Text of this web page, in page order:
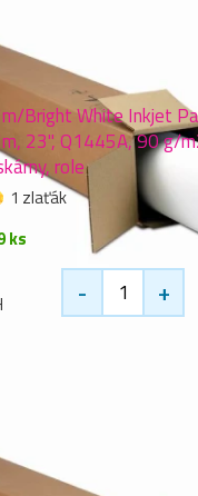
Bright White Inkjet
23", Q1445A, 90 g/
role
1 zlaťák
ks
- +